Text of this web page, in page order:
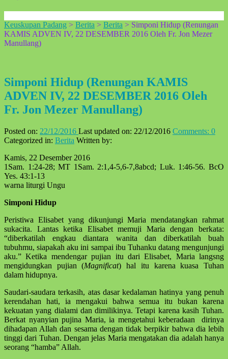
↑
Keuskupan Padang > Berita > Berita > Simponi Hidup (Renungan
KAMIS ADVEN IV, 22 DESEMBER 2016 Oleh Fr. Jon Mezer
Manullang)
Simponi Hidup (Renungan KAMIS
ADVEN IV, 22 DESEMBER 2016 Oleh
Fr. Jon Mezer Manullang)
Posted on: 22/12/2016 Last updated on: 22/12/2016 Comments: 0
Categorized in: Berita Written by:
Kamis, 22 Desember 2016
1Sam. 1:24-28; MT 1Sam. 2:1,4-5,6-7,8abcd; Luk. 1:46-56. BcO
Yes. 43:1-13
warna liturgi Ungu
Simponi Hidup
Peristiwa Elisabet yang dikunjungi Maria mendatangkan rahmat
sukacita. Lantas ketika Elisabet memuji Maria dengan berkata:
“diberkatilah engkau diantara wanita dan diberkatilah buah
tubuhmu, siapakah aku ini sampai ibu Tuhanku datang mengunjungi
aku.” Ketika mendengar pujian itu dari Elisabet, Maria langsng
mengidungkan pujian (Magnificat) hal itu karena kuasa Tuhan
dalam hidupnya.
Saudari-saudara terkasih, atas dasar kedalaman hatinya yang penuh
kerendahan hati, ia mengakui bahwa semua itu bukan karena
kekuatan yang dialami dan dimilikinya. Tetapi karena kasih Tuhan.
Berkat nyanyian pujina Maria, ia mengetahui keberadaan dirinya
dihadapan Allah dan sesama dengan tidak berpikir bahwa dia lebih
tinggi dari Tuhan. Dengan jelas Maria mengatakan dia adalah hanya
seorang “hamba” Allah.